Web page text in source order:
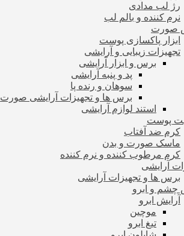
رژ لب مدادی
نرم کننده و بالم لب
صورت
ابزار پاکسازی پوست
تجهیزات زیبایی و آرایشی
برس و ابزار آرایشی
پد و پنبه آرایشی
سوهان و رنده پا
برس ها و تجهیزات آرایشی صورت
استند لوازم آرایشی
پوست
کرم ضد آفتاب
ماسک صورت و بدن
کرم مرطوب کننده و نرم کننده
آرایشی
برس ها و تجهیزات آرایشی
چشم و ابرو
آرایش ابرو
موچین
تیغ ابرو